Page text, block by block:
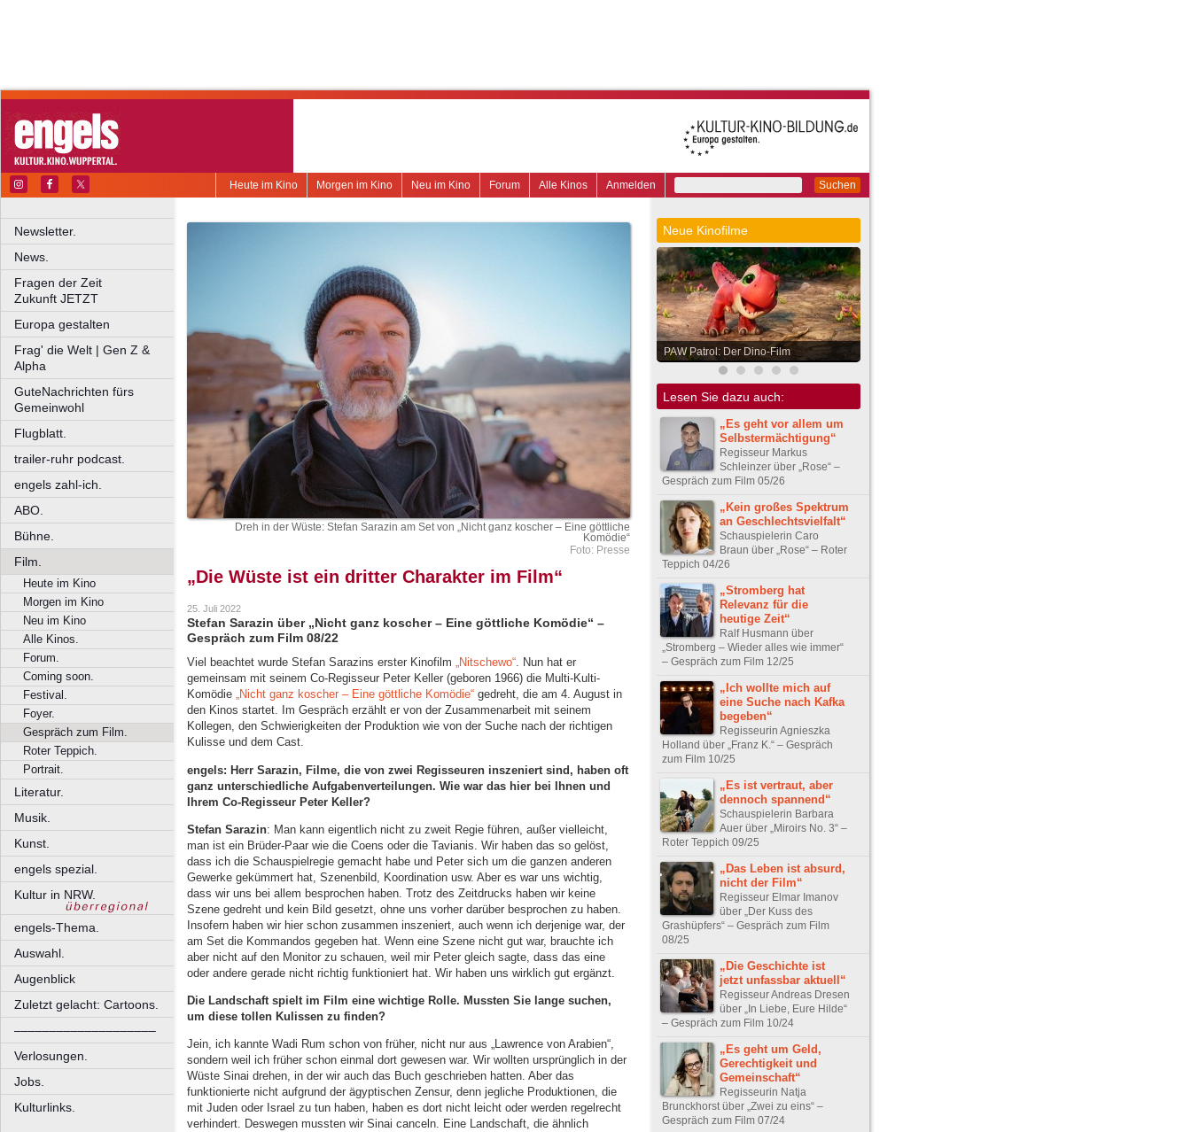
Suchen
Anmelden
Alle Kinos
Forum
Neu im Kino
Morgen im Kino
Heute im Kino
Newsletter.
News.
Fragen der Zeit
Zukunft JETZT
Europa gestalten
Frag' die Welt | Gen Z &
Alpha
GuteNachrichten fürs
Gemeinwohl
Flugblatt.
trailer-ruhr podcast.
engels zahl-ich.
ABO.
Bühne.
Film.
Heute im Kino
Morgen im Kino
Neu im Kino
Alle Kinos.
Forum.
Coming soon.
Festival.
Foyer.
Gespräch zum Film.
Roter Teppich.
Portrait.
Literatur.
Musik.
Kunst.
engels spezial.
Kultur in NRW.
engels-Thema.
Auswahl.
Augenblick
Zuletzt gelacht: Cartoons.
––––––––––––––––––––
Verlosungen.
Jobs.
Kulturlinks.
Dreh in der Wüste: Stefan Sarazin am Set von „Nicht ganz koscher – Eine göttliche
Komödie“
Foto: Presse
„Die Wüste ist ein dritter Charakter im Film“
25. Juli 2022
Stefan Sarazin über „Nicht ganz koscher – Eine göttliche Komödie“ –
Gespräch zum Film 08/22
Viel beachtet wurde Stefan Sarazins erster Kinofilm „Nitschewo“. Nun hat er
gemeinsam mit seinem Co-Regisseur Peter Keller (geboren 1966) die Multi-Kulti-
Komödie „Nicht ganz koscher – Eine göttliche Komödie“ gedreht, die am 4. August in
den Kinos startet. Im Gespräch erzählt er von der Zusammenarbeit mit seinem
Kollegen, den Schwierigkeiten der Produktion wie von der Suche nach der richtigen
Kulisse und dem Cast.
engels: Herr Sarazin, Filme, die von zwei Regisseuren inszeniert sind, haben oft
ganz unterschiedliche Aufgabenverteilungen. Wie war das hier bei Ihnen und
Ihrem Co-Regisseur Peter Keller?
Stefan Sarazin: Man kann eigentlich nicht zu zweit Regie führen, außer vielleicht,
man ist ein Brüder-Paar wie die Coens oder die Tavianis. Wir haben das so gelöst,
dass ich die Schauspielregie gemacht habe und Peter sich um die ganzen anderen
Gewerke gekümmert hat, Szenenbild, Koordination usw. Aber es war uns wichtig,
dass wir uns bei allem besprochen haben. Trotz des Zeitdrucks haben wir keine
Szene gedreht und kein Bild gesetzt, ohne uns vorher darüber besprochen zu haben.
Insofern haben wir hier schon zusammen inszeniert, auch wenn ich derjenige war, der
am Set die Kommandos gegeben hat. Wenn eine Szene nicht gut war, brauchte ich
aber nicht auf den Monitor zu schauen, weil mir Peter gleich sagte, dass das eine
oder andere gerade nicht richtig funktioniert hat. Wir haben uns wirklich gut ergänzt.
Die Landschaft spielt im Film eine wichtige Rolle. Mussten Sie lange suchen,
um diese tollen Kulissen zu finden?
Jein, ich kannte Wadi Rum schon von früher, nicht nur aus „Lawrence von Arabien“,
sondern weil ich früher schon einmal dort gewesen war. Wir wollten ursprünglich in der
Wüste Sinai drehen, in der wir auch das Buch geschrieben hatten. Aber das
funktionierte nicht aufgrund der ägyptischen Zensur, denn jegliche Produktionen, die
mit Juden oder Israel zu tun haben, haben es dort nicht leicht oder werden regelrecht
verhindert. Deswegen mussten wir Sinai canceln. Eine Landschaft, die ähnlich
Neue Kinofilme
PAW Patrol: Der Dino-Film
Lesen Sie dazu auch:
„Es geht vor allem um
Selbstermächtigung“
Regisseur Markus
Schleinzer über „Rose“ –
Gespräch zum Film 05/26
„Kein großes Spektrum
an Geschlechtsvielfalt“
Schauspielerin Caro
Braun über „Rose“ – Roter
Teppich 04/26
„Stromberg hat
Relevanz für die
heutige Zeit“
Ralf Husmann über
„Stromberg – Wieder alles wie immer“
– Gespräch zum Film 12/25
„Ich wollte mich auf
eine Suche nach Kafka
begeben“
Regisseurin Agnieszka
Holland über „Franz K.“ – Gespräch
zum Film 10/25
„Es ist vertraut, aber
dennoch spannend“
Schauspielerin Barbara
Auer über „Miroirs No. 3“ –
Roter Teppich 09/25
„Das Leben ist absurd,
nicht der Film“
Regisseur Elmar Imanov
über „Der Kuss des
Grashüpfers“ – Gespräch zum Film
08/25
„Die Geschichte ist
jetzt unfassbar aktuell“
Regisseur Andreas Dresen
über „In Liebe, Eure Hilde“
– Gespräch zum Film 10/24
„Es geht um Geld,
Gerechtigkeit und
Gemeinschaft“
Regisseurin Natja
Brunckhorst über „Zwei zu eins“ –
Gespräch zum Film 07/24